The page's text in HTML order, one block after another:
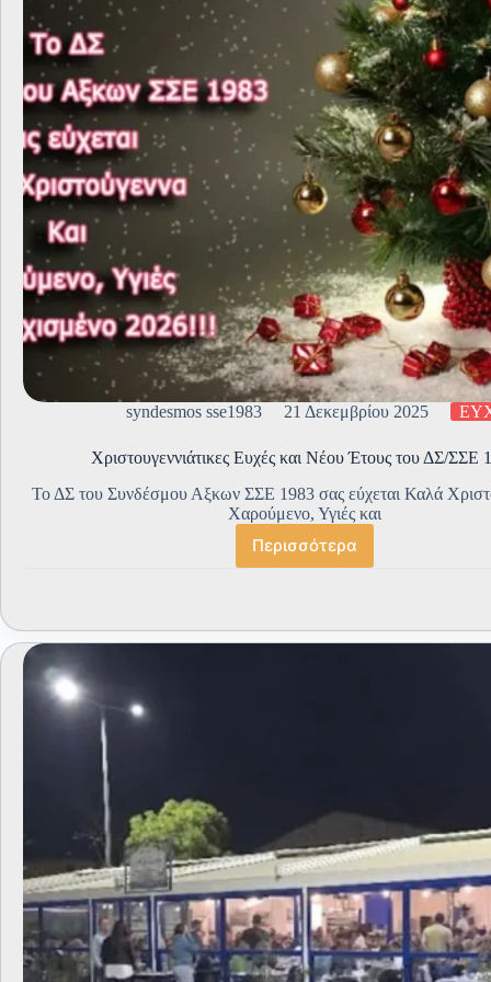
syndesmos sse1983 21 Δεκεμβρίου 2025
Χριστουγεννιάτικες Ευχές και Νέου Έτους του ΔΣ/ΣΣΕ
Το ΔΣ του Συνδέσμου Αξκων ΣΣΕ 1983 σας εύχεται Καλά
Χαρούμενο, Υγιές και
ΠερισσότεραΧριστουγεννιάτικες
Έτους